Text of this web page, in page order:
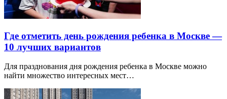
Где отметить день рождения ребенка в Москве —
10 лучших вариантов
Для празднования дня рождения ребенка в Москве можно
найти множество интересных мест…